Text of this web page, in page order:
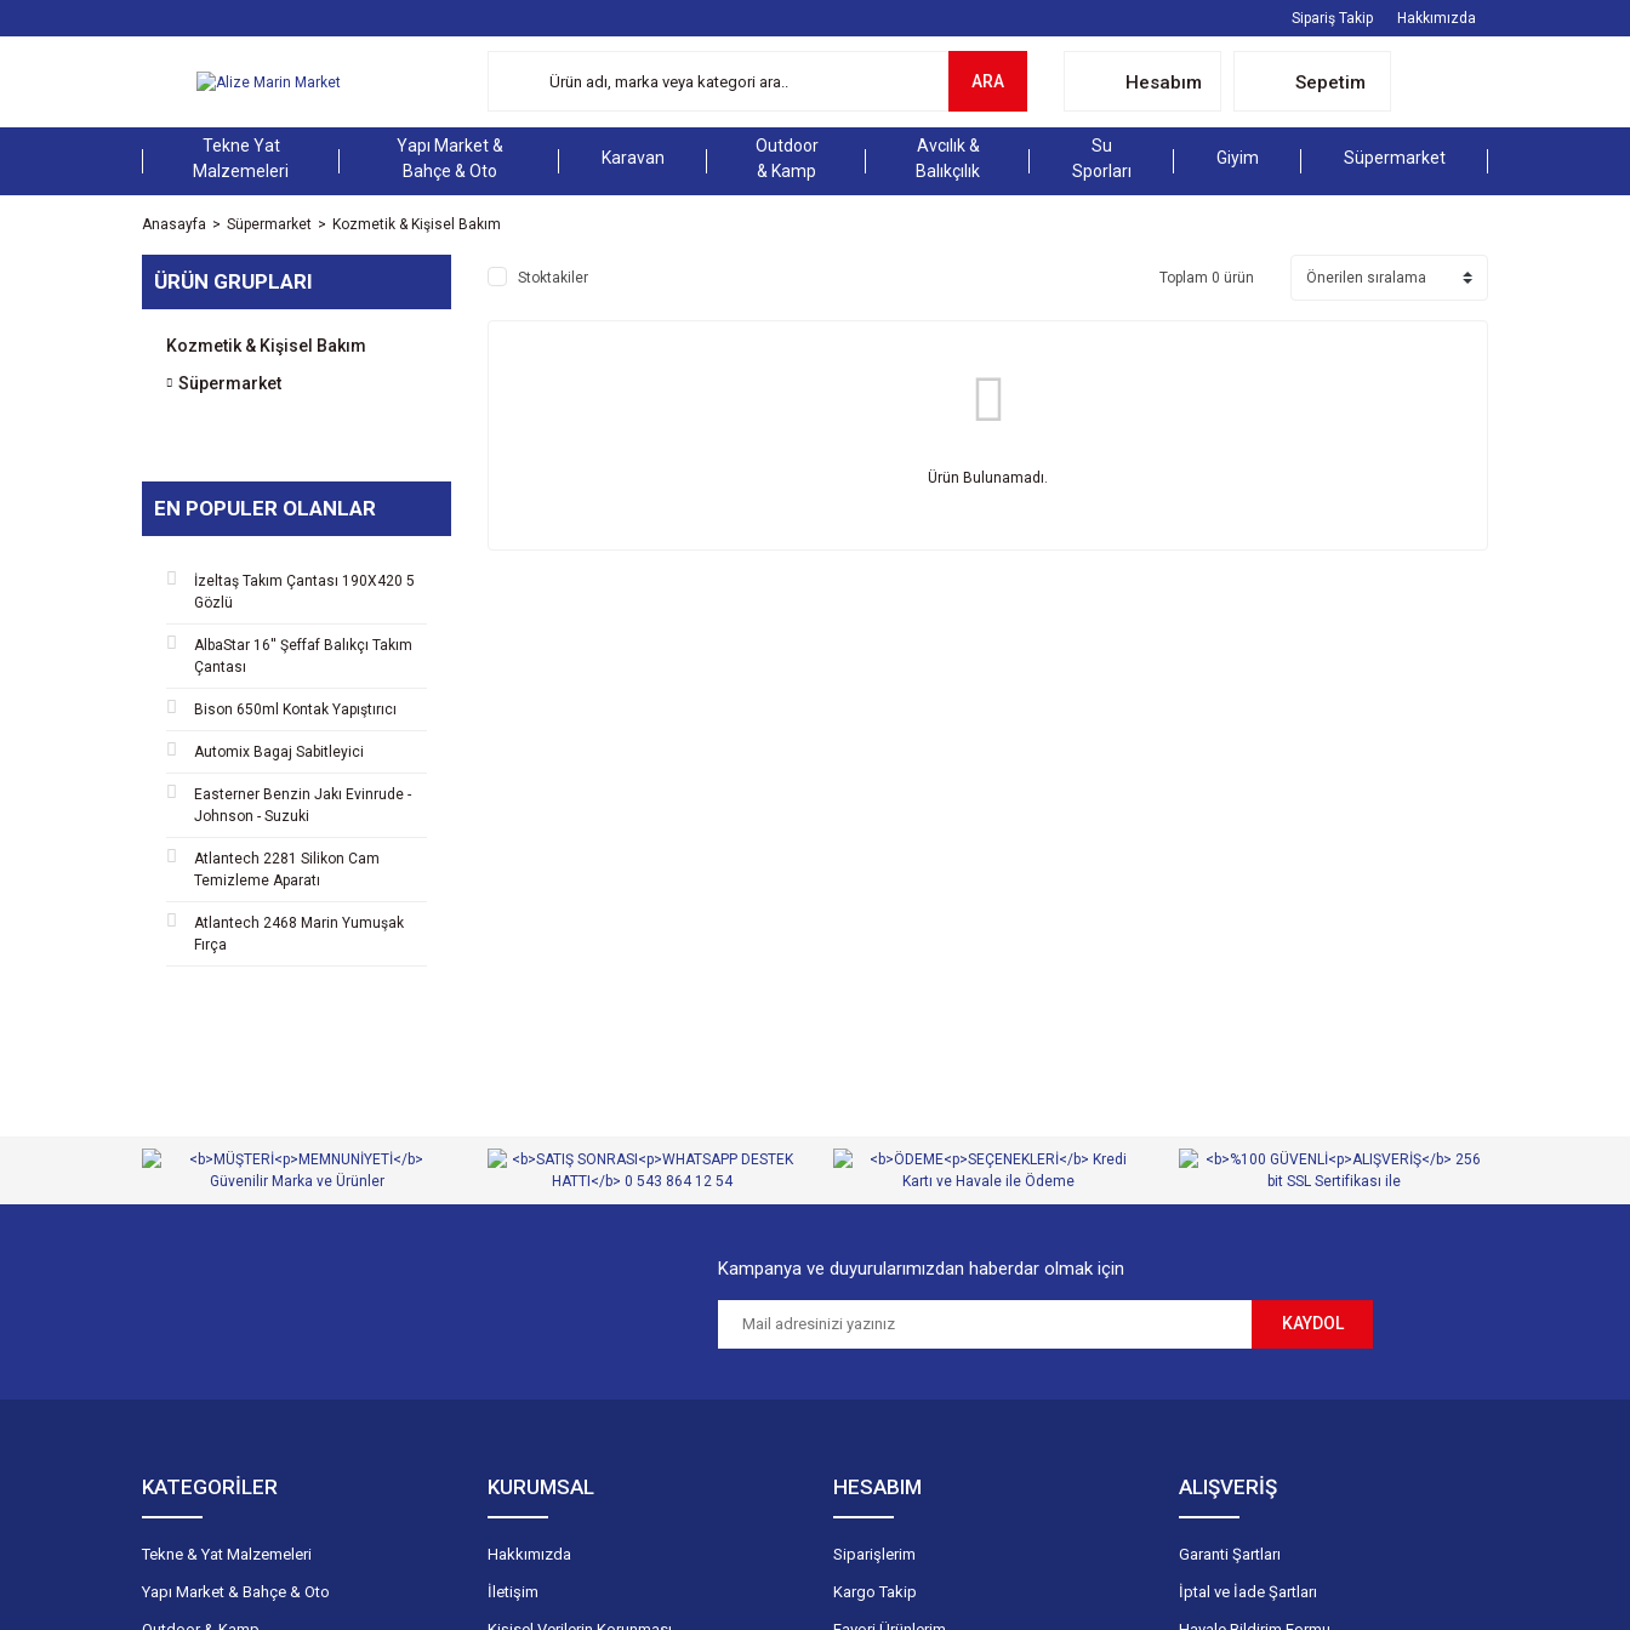
Sipariş Takip Hakkımızda
ARA Hesabım Sepetim
Tekne Yat
Malzemeleri
Yapı Market &
Bahçe & Oto
Karavan
Outdoor
& Kamp
Avcılık &
Balıkçılık
Su
Sporları
Giyim Süpermarket
Anasayfa Süpermarket Kozmetik & Kişisel Bakım
ÜRÜN GRUPLARI
Kozmetik & Kişisel Bakım
Süpermarket
EN POPULER OLANLAR
İzeltaş Takım Çantası 190X420 5
Gözlü
AlbaStar 16'' Şeffaf Balıkçı Takım
Çantası
Bison 650ml Kontak Yapıştırıcı
Automix Bagaj Sabitleyici
Easterner Benzin Jakı Evinrude -
Johnson - Suzuki
Atlantech 2281 Silikon Cam
Temizleme Aparatı
Atlantech 2468 Marin Yumuşak
Fırça
Stoktakiler Toplam 0 ürün
Ürün Bulunamadı.
Kampanya ve duyurularımızdan haberdar olmak için
KAYDOL
KATEGORİLER
Tekne & Yat Malzemeleri
Yapı Market & Bahçe & Oto
KURUMSAL
Hakkımızda
İletişim
HESABIM
Siparişlerim
Kargo Takip
ALIŞVERİŞ
Garanti Şartları
İptal ve İade Şartları